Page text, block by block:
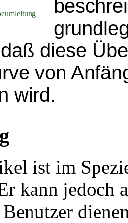
diese
von
wird.
ist im
kann jedoch